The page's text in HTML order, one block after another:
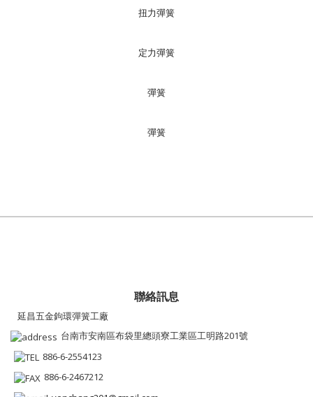
扭力彈簧
定力彈簧
彈簧
彈簧
聯絡訊息
延昌五金鉤環彈簧工廠
台南市安南區布袋里總頭寮工業區工明路201號
886-6-2554123
886-6-2467212